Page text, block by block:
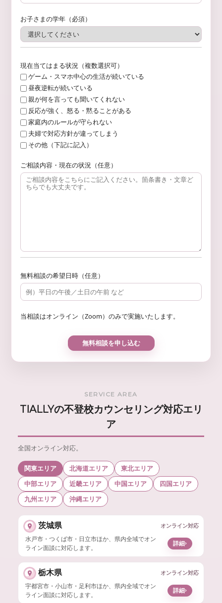
お子さまの学年（必須）
現在当てはまる状況（複数選択可）
ゲーム・スマホ中心の生活が続いている
昼夜逆転が続いている
親が何を言っても聞いてくれない
反応が強く、怒る・黙ることがある
家庭内のルールが守られない
夫婦で対応方針が違ってしまう
その他（下記に記入）
ご相談内容・現在の状況（任意）
無料相談の希望日時（任意）
当相談はオンライン（Zoom）のみで実施いたします。
SERVICE AREA
TIALLYの不登校カウンセリング対応エリ
ア
全国オンライン対応。
関東エリア 北海道エリア
東北エリア
中部エリア
近畿エリア 中国エリア
四国エリア
九州エリア
沖縄エリア
茨城県 オンライン対応
水戸市・つくば市・日立市ほか、県内全域でオン
ライン面談に対応します。
詳細›
栃木県 オンライン対応
宇都宮市・小山市・足利市ほか、県内全域でオン
ライン面談に対応します。
詳細›